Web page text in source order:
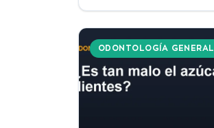
ODONTOLOGÍA GENERAL